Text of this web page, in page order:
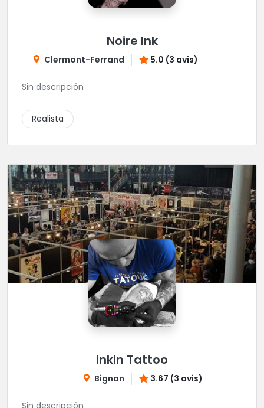
Noire Ink
Clermont-Ferrand 5.0 (3 avis)
Sin descripción
Realista
inkin Tattoo
Bignan 3.67 (3 avis)
Sin descripción